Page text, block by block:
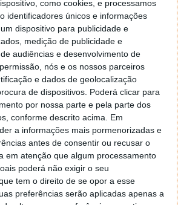
como cookies, e processamos
identificadores únicos e informações
dispositivo para publicidade e
medição de publicidade e
audiências e desenvolvimento de
nós e os nossos parceiros
e dados de geolocalização
de dispositivos. Poderá clicar para
por nossa parte e pela parte dos
conforme descrito acima. Em
a informações mais pormenorizadas e
antes de consentir ou recusar o
em atenção que algum processamento
poderá não exigir o seu
tem o direito de se opor a esse
preferências serão aplicadas apenas a
a banda lançou cinco álbuns
ao vivo, dois álbuns de
singles e cinco álbuns de vídeo.
no Spotify